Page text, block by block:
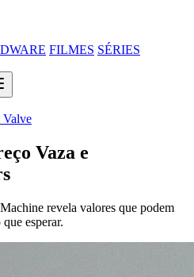
FILMES SÉRIES
Valve
Vaza e
revela valores que podem
esperar.